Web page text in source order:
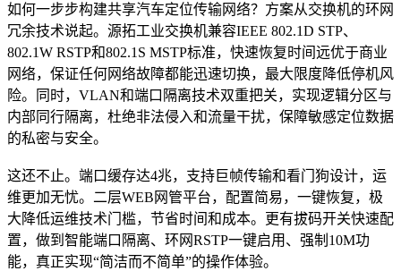
如何一步步构建共享汽车定位传输网络？方案从交换机的环网
冗余技术说起。源拓工业交换机兼容IEEE 802.1D STP、
802.1W RSTP和802.1S MSTP标准，快速恢复时间远优于商业
网络，保证任何网络故障都能迅速切换，最大限度降低停机风
险。同时，VLAN和端口隔离技术双重把关，实现逻辑分区与
内部同行隔离，杜绝非法侵入和流量干扰，保障敏感定位数据
的私密与安全。
这还不止。端口缓存达4兆，支持巨帧传输和看门狗设计，运
维更加无忧。二层WEB网管平台，配置简易，一键恢复，极
大降低运维技术门槛，节省时间和成本。更有拔码开关快速配
置，做到智能端口隔离、环网RSTP一键启用、强制10M功
能，真正实现“简洁而不简单”的操作体验。